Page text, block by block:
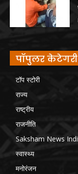
पॉपुलर केटेगरी
टॉप स्टोरी
राज्य
राष्ट्रीय
राजनीति
Saksham News
स्वास्थ्य
मनोरंजन